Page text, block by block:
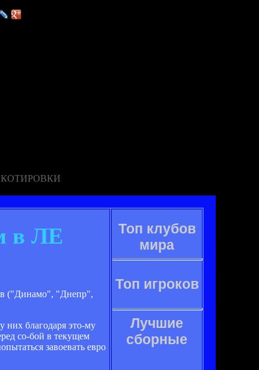
КОТИРОВКИ
в ЛЕ
("Динамо", "Днепр",
них благодаря это­-му
со­-бой в текущем
завоевать евро
Топ клубов
мира
Топ игроков
Лучшие
сборные